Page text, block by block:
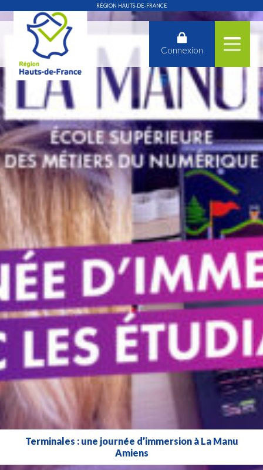
Connexion
Terminales : une journée d’immersion à La Manu
Amiens
RÉGION HAUTS-DE-FRANCE